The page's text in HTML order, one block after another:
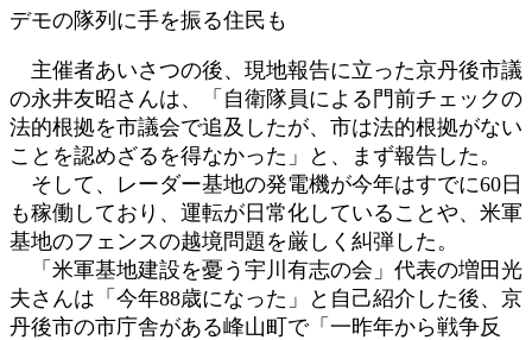
デモの隊列に手を振る住民も
主催者あいさつの後、現地報告に立った京丹後市議
の永井友昭さんは、「自衛隊員による門前チェックの
法的根拠を市議会で追及したが、市は法的根拠がない
ことを認めざるを得なかった」と、まず報告した。
そして、レーダー基地の発電機が今年はすでに60日
も稼働しており、運転が日常化していることや、米軍
基地のフェンスの越境問題を厳しく糾弾した。
「米軍基地建設を憂う宇川有志の会」代表の増田光
夫さんは「今年88歳になった」と自己紹介した後、京
丹後市の市庁舎がある峰山町で「一昨年から戦争反